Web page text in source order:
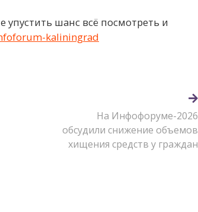
шанс всё посмотреть и
kaliningrad
На Инфофоруме-2026
обсудили снижение объемов
хищения средств у граждан